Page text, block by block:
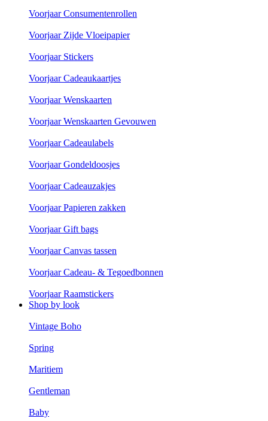
Voorjaar Consumentenrollen
Voorjaar Zijde Vloeipapier
Voorjaar Stickers
Voorjaar Cadeaukaartjes
Voorjaar Wenskaarten
Voorjaar Wenskaarten Gevouwen
Voorjaar Cadeaulabels
Voorjaar Gondeldoosjes
Voorjaar Cadeauzakjes
Voorjaar Papieren zakken
Voorjaar Gift bags
Voorjaar Canvas tassen
Voorjaar Cadeau- & Tegoedbonnen
Voorjaar Raamstickers
Shop by look
Vintage Boho
Spring
Maritiem
Gentleman
Baby